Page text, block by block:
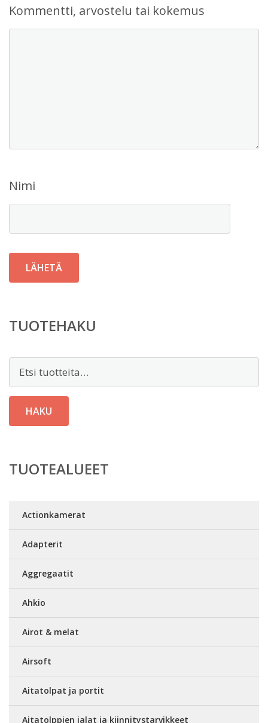
Kommentti, arvostelu tai kokemus
Nimi
TUOTEHAKU
Etsi:
HAKU
TUOTEALUEET
Actionkamerat
Adapterit
Aggregaatit
Ahkio
Airot & melat
Airsoft
Aitatolpat ja portit
Aitatolppien jalat ja kiinnitystarvikkeet